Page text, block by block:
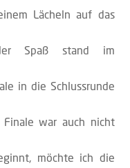
Lächeln auf das
Spaß stand im
in die Schlussrunde
war auch nicht
möchte ich die